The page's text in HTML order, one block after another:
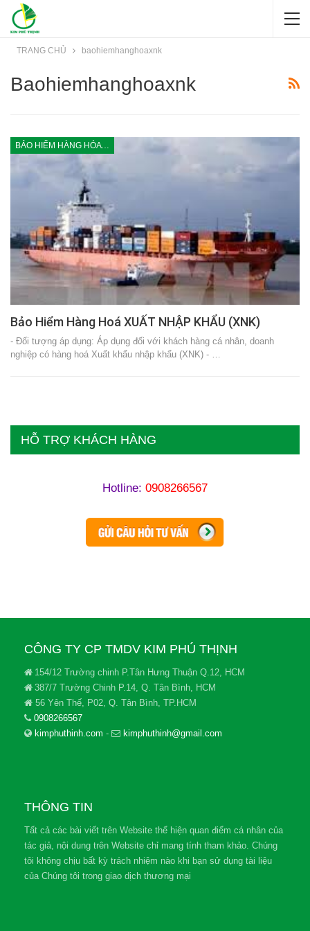
TRANG CHỦ baohiemhanghoaxnk
Baohiemhanghoaxnk
BẢO HIỂM HÀNG HÓA XUẤT, NHẬP KHẨU
Bảo Hiểm Hàng Hoá XUẤT NHẬP KHẨU (XNK)
- Đối tượng áp dụng: Áp dụng đối với khách hàng cá nhân, doanh
nghiệp có hàng hoá Xuất khẩu nhập khẩu (XNK) - …
HỖ TRỢ KHÁCH HÀNG
Hotline: 0908266567
CÔNG TY CP TMDV KIM PHÚ THỊNH
154/12 Trường chinh P.Tân Hưng Thuận Q.12, HCM
387/7 Trường Chinh P.14, Q. Tân Bình, HCM
56 Yên Thế, P02, Q. Tân Bình, TP.HCM
0908266567
kimphuthinh.com - kimphuthinh@gmail.com
THÔNG TIN
Tất cả các bài viết trên Website thể hiện quan điểm cá nhân của
tác giả, nội dung trên Website chỉ mang tính tham khảo. Chúng
tôi không chịu bất kỳ trách nhiệm nào khi bạn sử dụng tài liệu
của Chúng tôi trong giao dịch thương mại